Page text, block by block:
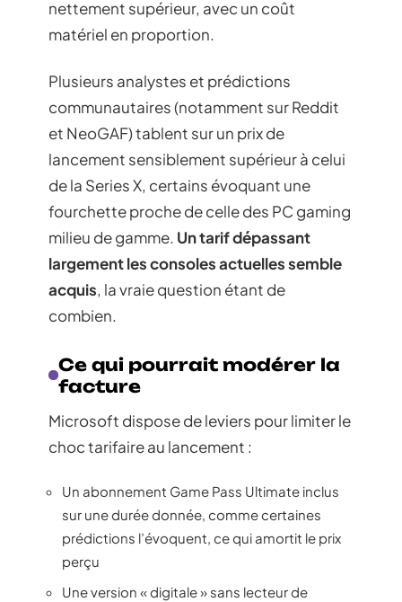
nettement supérieur, avec un coût
matériel en proportion.
Plusieurs analystes et prédictions
communautaires (notamment sur Reddit
et NeoGAF) tablent sur un prix de
lancement sensiblement supérieur à celui
de la Series X, certains évoquant une
fourchette proche de celle des PC gaming
milieu de gamme. Un tarif dépassant
largement les consoles actuelles semble
acquis, la vraie question étant de
combien.
Ce qui pourrait modérer la
facture
Microsoft dispose de leviers pour limiter le
choc tarifaire au lancement :
Un abonnement Game Pass Ultimate inclus
sur une durée donnée, comme certaines
prédictions l’évoquent, ce qui amortit le prix
perçu
Une version « digitale » sans lecteur de